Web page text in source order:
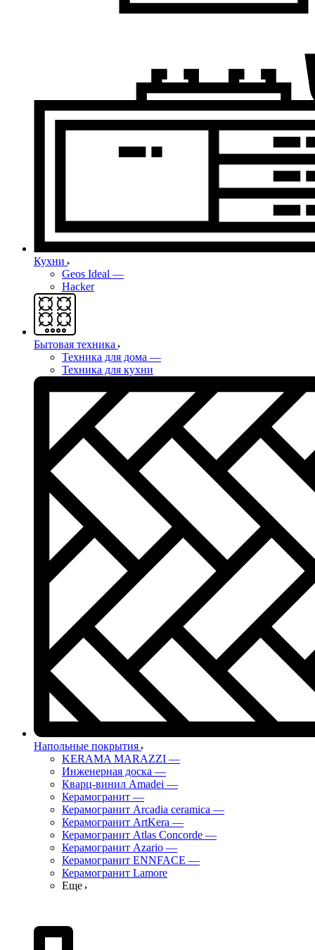
Кухни
Geos Ideal —
Hacker
Бытовая техника
Техника для дома —
Техника для кухни
Напольные покрытия
KERAMA MARAZZI —
Инженерная доска —
Кварц-винил Amadei —
Керамогранит —
Керамогранит Arcadia ceramica —
Керамогранит ArtKera —
Керамогранит Atlas Concorde —
Керамогранит Azario —
Керамогранит ENNFACE —
Керамогранит Lamore
Еще